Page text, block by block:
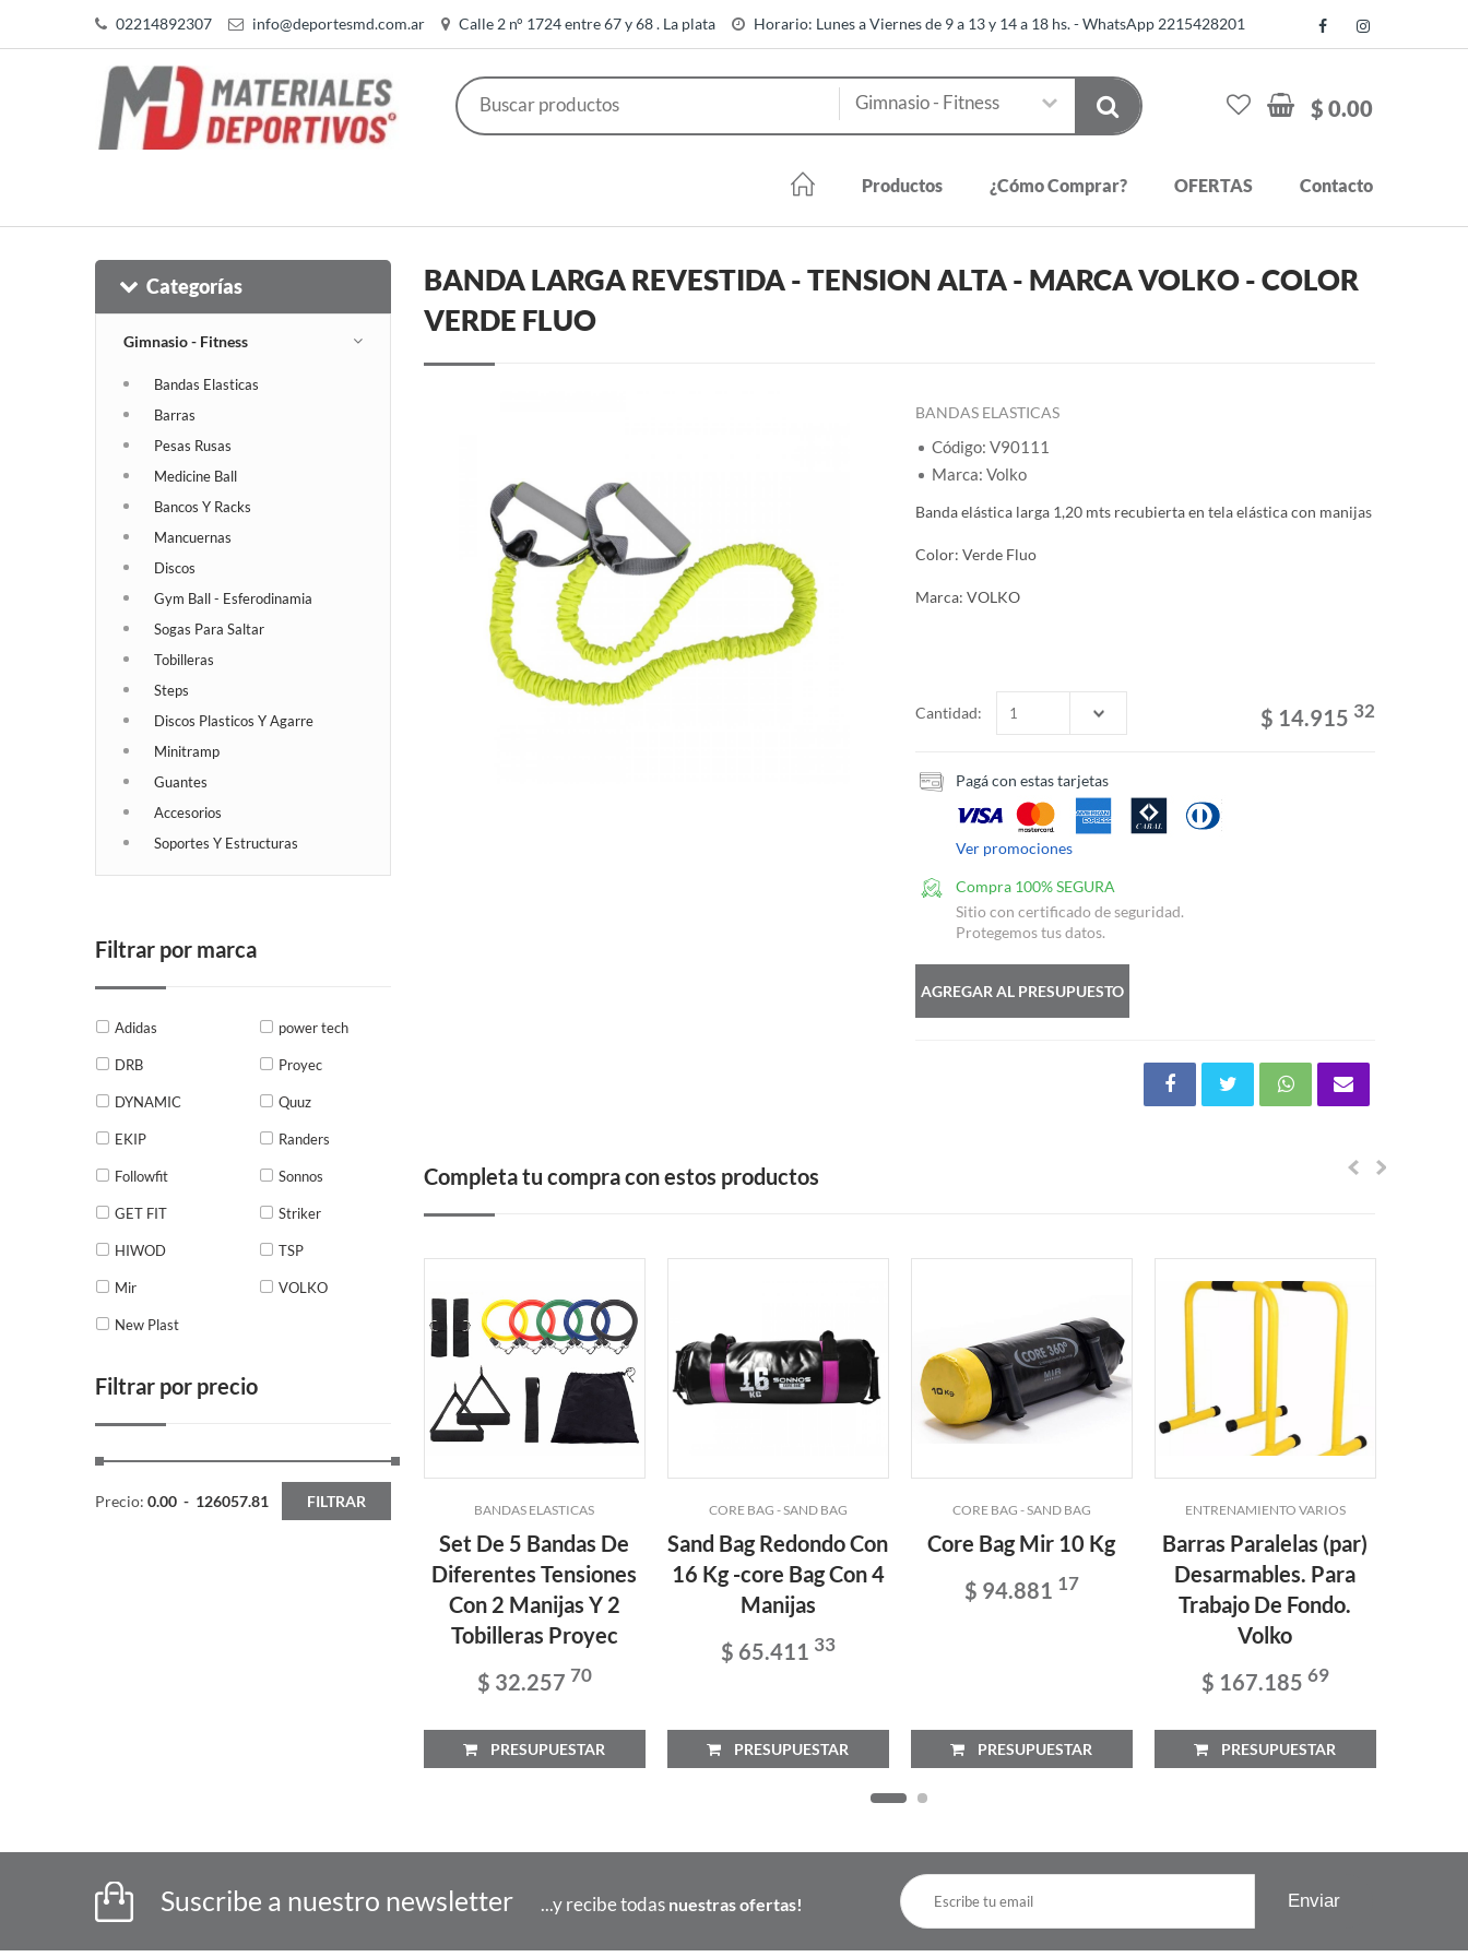
02214892307 info@deportesmd.com.ar Calle 2 n° 1724 entre 67 y 68 . La plata Horario: Lunes a Viernes de 9 a 13 y 14 a 18 hs. - WhatsApp 2215428201
$ 0.00
Productos ¿Cómo Comprar? OFERTAS Contacto
Categorías
Gimnasio - Fitness
Bandas Elasticas
Barras
Pesas Rusas
Medicine Ball
Bancos Y Racks
Mancuernas
Discos
Gym Ball - Esferodinamia
Sogas Para Saltar
Tobilleras
Steps
Discos Plasticos Y Agarre
Minitramp
Guantes
Accesorios
Soportes Y Estructuras
Filtrar por marca
Adidas
DRB
DYNAMIC
EKIP
Followfit
GET FIT
HIWOD
Mir
New Plast
power tech
Proyec
Quuz
Randers
Sonnos
Striker
TSP
VOLKO
Filtrar por precio
Precio: 0.00 - 126057.81 FILTRAR
BANDA LARGA REVESTIDA - TENSION ALTA - MARCA VOLKO - COLOR
VERDE FLUO
BANDAS ELASTICAS
Código: V90111
Marca: Volko
Banda elástica larga 1,20 mts recubierta en tela elástica con manijas
Color: Verde Fluo
Marca: VOLKO
Cantidad: $ 14.915 32
Pagá con estas tarjetas
Ver promociones
Compra 100% SEGURA
Sitio con certificado de seguridad.
Protegemos tus datos.
AGREGAR AL PRESUPUESTO
Completa tu compra con estos productos
BANDAS ELASTICAS
Set De 5 Bandas De
Diferentes Tensiones
Con 2 Manijas Y 2
Tobilleras Proyec
$ 32.257 70
PRESUPUESTAR
CORE BAG - SAND BAG
Sand Bag Redondo Con
16 Kg -core Bag Con 4
Manijas
$ 65.411 33
PRESUPUESTAR
CORE BAG - SAND BAG
Core Bag Mir 10 Kg
$ 94.881 17
PRESUPUESTAR
ENTRENAMIENTO VARIOS
Barras Paralelas (par)
Desarmables. Para
Trabajo De Fondo.
Volko
$ 167.185 69
PRESUPUESTAR
Suscribe a nuestro newsletter ...y recibe todas nuestras ofertas!